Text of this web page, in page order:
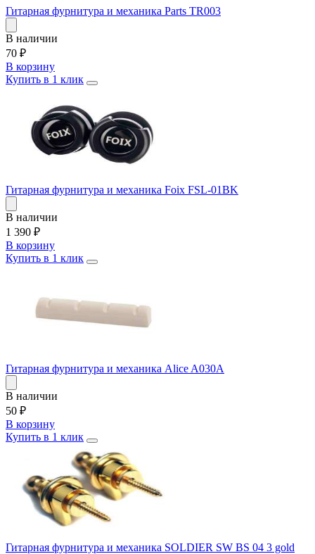
Гитарная фурнитура и механика Parts TR003
В наличии
70 ₽
В корзину
Купить в 1 клик
Гитарная фурнитура и механика Foix FSL-01BK
В наличии
1 390 ₽
В корзину
Купить в 1 клик
Гитарная фурнитура и механика Alice A030A
В наличии
50 ₽
В корзину
Купить в 1 клик
Гитарная фурнитура и механика SOLDIER SW BS 04 3 gold